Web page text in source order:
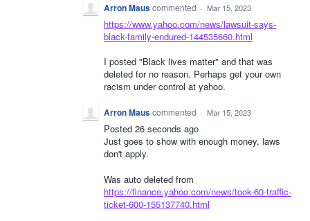
Arron Mauscommented · Mar 15, 2023
https://www.yahoo.com/news/lawsuit-says-
black-family-endured-144535660.html
I posted "Black lives matter" and that was
deleted for no reason. Perhaps get your own
racism under control at yahoo.
Arron Mauscommented · Mar 15, 2023
Posted 26 seconds ago
Just goes to show with enough money, laws
don't apply.
Was auto deleted from
https://finance.yahoo.com/news/took-60-traffic-
ticket-600-155137740.html